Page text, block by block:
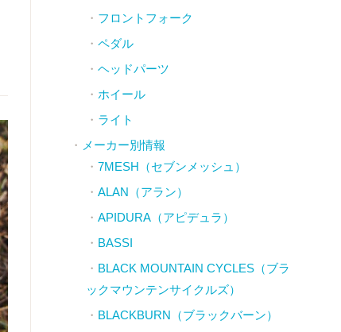
フロントフォーク
ペダル
ヘッドパーツ
ホイール
ライト
メーカー別情報
7MESH（セブンメッシュ）
ALAN（アラン）
APIDURA（アピデュラ）
BASSI
BLACK MOUNTAIN CYCLES（ブラ
ックマウンテンサイクルズ）
BLACKBURN（ブラックバーン）